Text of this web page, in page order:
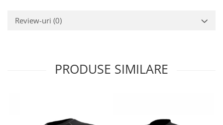
Review-uri (0)
PRODUSE SIMILARE